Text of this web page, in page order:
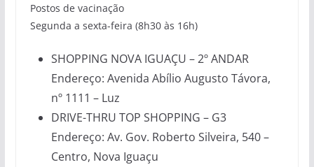
Postos de vacinação
Segunda a sexta-feira (8h30 às 16h)
SHOPPING NOVA IGUAÇU – 2º ANDAR
Endereço: Avenida Abílio Augusto Távora,
nº 1111 – Luz
DRIVE-THRU TOP SHOPPING – G3
Endereço: Av. Gov. Roberto Silveira, 540 –
Centro, Nova Iguaçu